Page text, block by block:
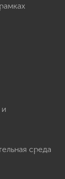
среда